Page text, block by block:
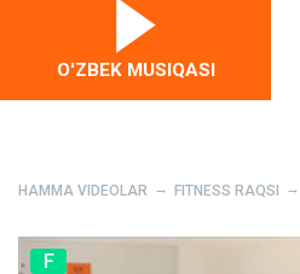
O'ZBEK MUSIQASI
HAMMA VIDEOLAR FITNESS RAQSI
F